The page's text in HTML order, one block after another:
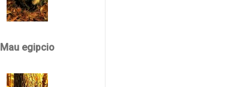
Mau egipcio